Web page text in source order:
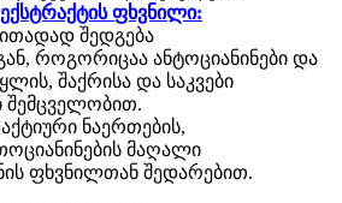
ფხვნილი:
შედგება
როგორიცაა ანტოციანინები და
შაქრისა და საკვები
შემცველობით.
ნაერთების,
მაღალი
ფხვნილთან შედარებით.